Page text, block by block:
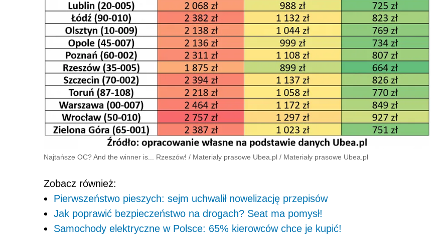
Najtańsze OC? And the winner is... Rzeszów! / Materiały prasowe Ubea.pl / Materiały prasowe Ubea.pl
Zobacz również:
Pierwszeństwo pieszych: sejm uchwalił nowelizację przepisów
Jak poprawić bezpieczeństwo na drogach? Seat ma pomysł!
Samochody elektryczne w Polsce: 65% kierowców chce je kupić!